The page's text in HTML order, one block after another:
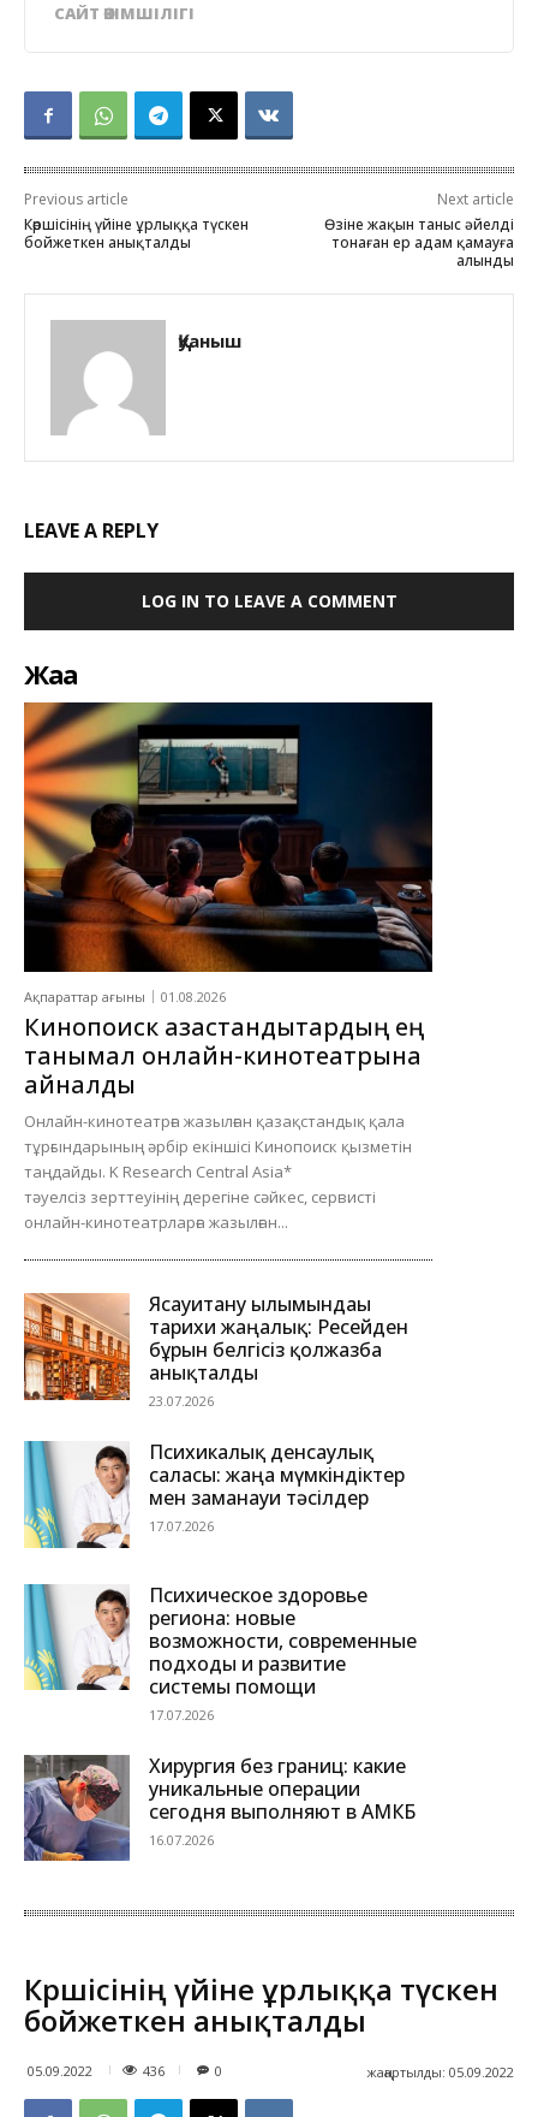
САЙТ ӘКІМШІЛІГІ
Previous article
Көршісінің үйіне ұрлыққа түскен
бойжеткен анықталды
Next article
Өзіне жақын таныс әйелді
тонаған ер адам қамауға
алынды
Қуаныш
LEAVE A REPLY
LOG IN TO LEAVE A COMMENT
Жаңа
Ақпараттар ағыны 01.08.2026
Кинопоиск қазақстандықтардың ең
танымал онлайн-кинотеатрына
айналды
Онлайн-кинотеатрға жазылған қазақстандық қала
тұрғындарының әрбір екіншісі Кинопоиск қызметін
таңдайды. K Research Central Asia*
тәуелсіз зерттеуінің дерегіне сәйкес, сервисті
онлайн-кинотеатрларға жазылған...
Ясауитану ғылымындағы
тарихи жаңалық: Ресейден
бұрын белгісіз қолжазба
анықталды
23.07.2026
Психикалық денсаулық
саласы: жаңа мүмкіндіктер
мен заманауи тәсілдер
17.07.2026
Психическое здоровье
региона: новые
возможности, современные
подходы и развитие
системы помощи
17.07.2026
Хирургия без границ: какие
уникальные операции
сегодня выполняют в АМКБ
16.07.2026